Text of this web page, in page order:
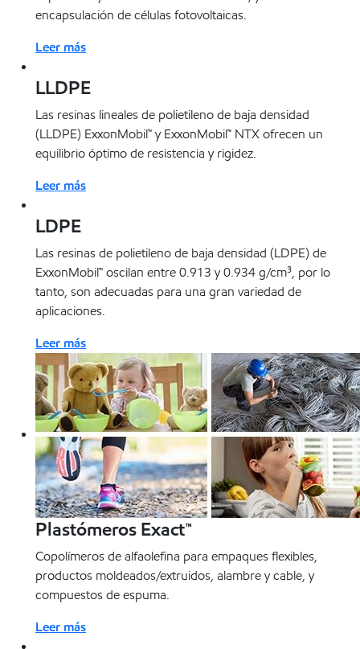
encapsulación de células fotovoltaicas.
Leer más
LLDPE
Las resinas lineales de polietileno de baja densidad
(LLDPE) ExxonMobil™ y ExxonMobil™ NTX ofrecen un
equilibrio óptimo de resistencia y rigidez.
Leer más
LDPE
Las resinas de polietileno de baja densidad (LDPE) de
ExxonMobil™ oscilan entre 0.913 y 0.934 g/cm³, por lo
tanto, son adecuadas para una gran variedad de
aplicaciones.
Leer más
Plastómeros Exact™
Copolímeros de alfaolefina para empaques flexibles,
productos moldeados/extruidos, alambre y cable, y
compuestos de espuma.
Leer más